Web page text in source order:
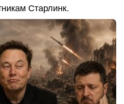
Старлинк.